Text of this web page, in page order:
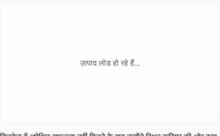
उत्पाद लोड हो रहे हैं…